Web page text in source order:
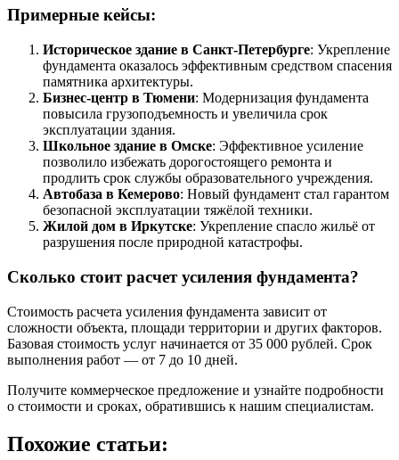
Примерные кейсы:
Историческое здание в Санкт-Петербурге: Укрепление
фундамента оказалось эффективным средством спасения
памятника архитектуры.
Бизнес-центр в Тюмени: Модернизация фундамента
повысила грузоподъемность и увеличила срок
эксплуатации здания.
Школьное здание в Омске: Эффективное усиление
позволило избежать дорогостоящего ремонта и
продлить срок службы образовательного учреждения.
Автобаза в Кемерово: Новый фундамент стал гарантом
безопасной эксплуатации тяжёлой техники.
Жилой дом в Иркутске: Укрепление спасло жильё от
разрушения после природной катастрофы.
Сколько стоит расчет усиления фундамента?
Стоимость расчета усиления фундамента зависит от
сложности объекта, площади территории и других факторов.
Базовая стоимость услуг начинается от 35 000 рублей. Срок
выполнения работ — от 7 до 10 дней.
Получите коммерческое предложение и узнайте подробности
о стоимости и сроках, обратившись к нашим специалистам.
Похожие статьи: